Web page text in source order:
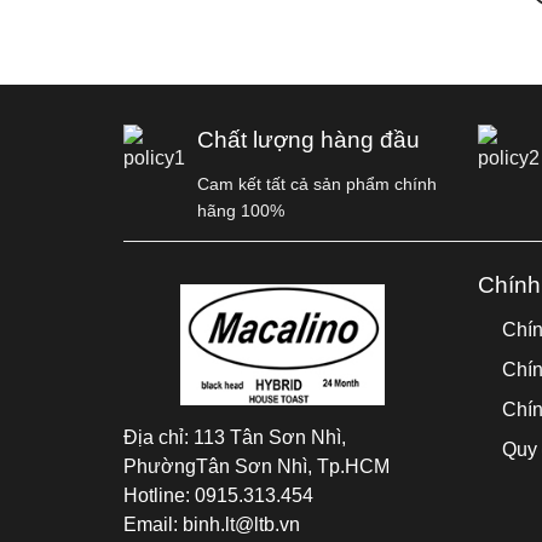
Chất lượng hàng đầu
Cam kết tất cả sản phẩm chính
hãng 100%
Địa chỉ: 113 Tân Sơn Nhì,
PhườngTân Sơn Nhì, Tp.HCM
Hotline: 0915.313.454
Email: binh.lt@ltb.vn
Quy